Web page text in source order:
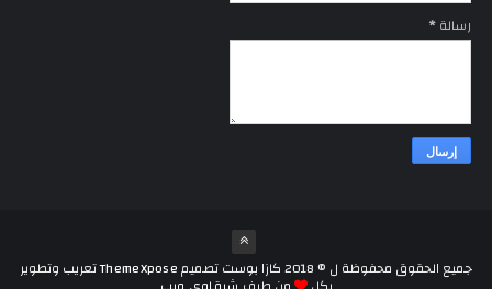
رسالة*
جميع الحقوق محفوظة ل ©2018كازا بوستتصميمThemeXposeتعريب وتطوير